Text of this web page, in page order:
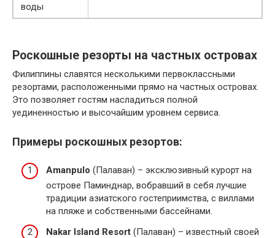
воды
Роскошные резорты на частных островах
Филиппины славятся несколькими первоклассными
резортами, расположенными прямо на частных островах.
Это позволяет гостям насладиться полной
уединенностью и высочайшим уровнем сервиса.
Примеры роскошных резортов:
Amanpulo (Палаван) – эксклюзивный курорт на
острове Паминднар, вобравший в себя лучшие
традиции азиатского гостеприимства, с виллами
на пляже и собственными бассейнами.
Nakar Island Resort (Палаван) – известный своей